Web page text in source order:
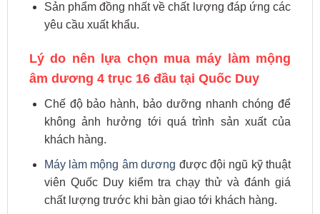
Sản phẩm đồng nhất về chất lượng đáp ứng các
yêu cầu xuất khẩu.
Lý do nên lựa chọn mua máy làm mộng
âm dương 4 trục 16 đầu tại Quốc Duy
Chế độ bảo hành, bảo dưỡng nhanh chóng để
không ảnh hưởng tới quá trình sản xuất của
khách hàng.
Máy làm mộng âm dương được đội ngũ kỹ thuật
viên Quốc Duy kiểm tra chạy thử và đánh giá
chất lượng trước khi bàn giao tới khách hàng.